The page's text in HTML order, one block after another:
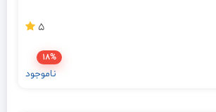
5
18%
ناموجود